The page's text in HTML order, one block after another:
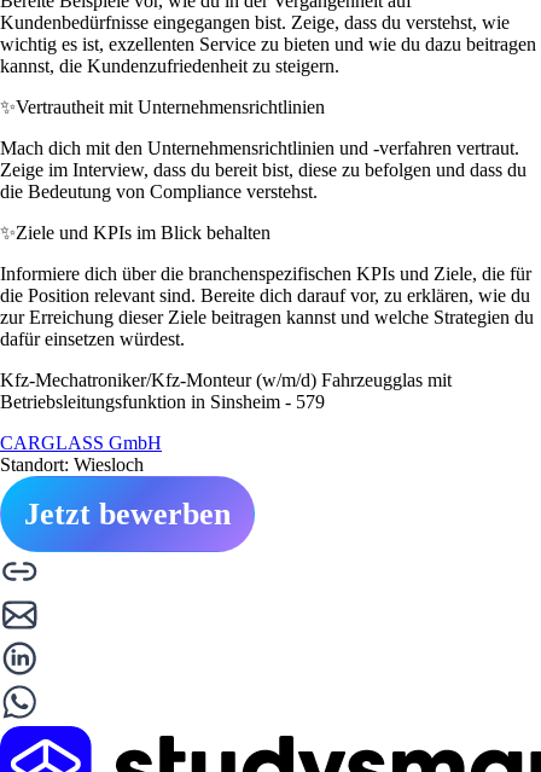
Kundenbedürfnisse eingegangen bist. Zeige, dass du verstehst, wie
wichtig es ist, exzellenten Service zu bieten und wie du dazu beitragen
kannst, die Kundenzufriedenheit zu steigern.
✨Vertrautheit mit Unternehmensrichtlinien
Mach dich mit den Unternehmensrichtlinien und -verfahren vertraut.
Zeige im Interview, dass du bereit bist, diese zu befolgen und dass du
die Bedeutung von Compliance verstehst.
✨Ziele und KPIs im Blick behalten
Informiere dich über die branchenspezifischen KPIs und Ziele, die für
die Position relevant sind. Bereite dich darauf vor, zu erklären, wie du
zur Erreichung dieser Ziele beitragen kannst und welche Strategien du
dafür einsetzen würdest.
Kfz-Mechatroniker/Kfz-Monteur (w/m/d) Fahrzeugglas mit
Betriebsleitungsfunktion in Sinsheim - 579
CARGLASS GmbH
Standort: Wiesloch
Jetzt bewerben